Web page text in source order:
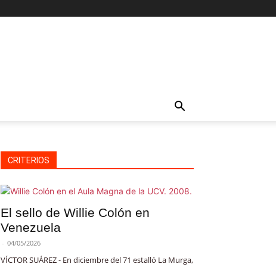
CRITERIOS
El sello de Willie Colón en
Venezuela
- 04/05/2026
VÍCTOR SUÁREZ - En diciembre del 71 estalló La Murga,